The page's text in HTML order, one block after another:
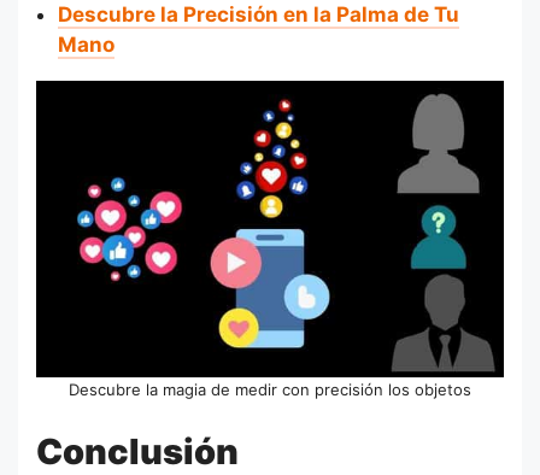
Descubre la Precisión en la Palma de Tu
Mano
Descubre la magia de medir con precisión los objetos
Conclusión